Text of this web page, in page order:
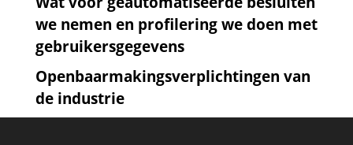
we nemen en profilering we doen met
gebruikersgegevens
Openbaarmakingsverplichtingen van
de industrie